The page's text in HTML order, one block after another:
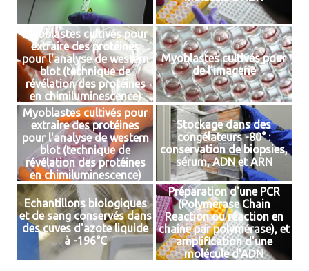
Myoblastes cultivés pour
extraire des protéines
pour l'analyse de western
blot (technique de
révélation des protéines
en chimiluminescence)
Myoblastes cultivés pour
de l'imagerie
Myoblastes cultivés pour
extraire des protéines
pour l'analyse de western
blot (technique de
révélation des protéines
en chimiluminescence)
Stockage dans des
congélateurs -80° :
conservation de biopsies,
sérum, ADN et ARN
Echantillons biologiques
et de sang conservés dans
des cuves d'azote liquide
à -196°C
Préparation d'une PCR
(Polymerase Chain
Reaction ou réaction en
chaîne par polymérase), et
amplification d'une
molécule d'ADN